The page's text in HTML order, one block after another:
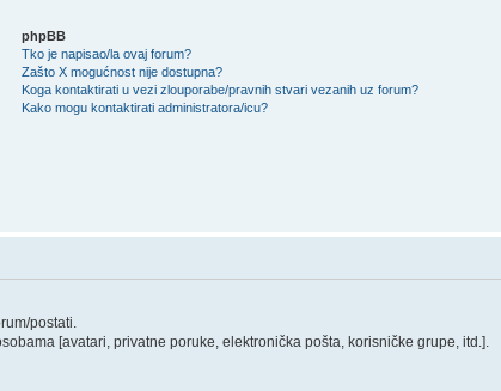
phpBB
Tko je napisao/la ovaj forum?
Zašto X mogućnost nije dostupna?
Koga kontaktirati u vezi zlouporabe/pravnih stvari vezanih uz forum?
Kako mogu kontaktirati administratora/icu?
postati.
[avatari, privatne poruke, elektronička pošta, korisničke grupe, itd.].